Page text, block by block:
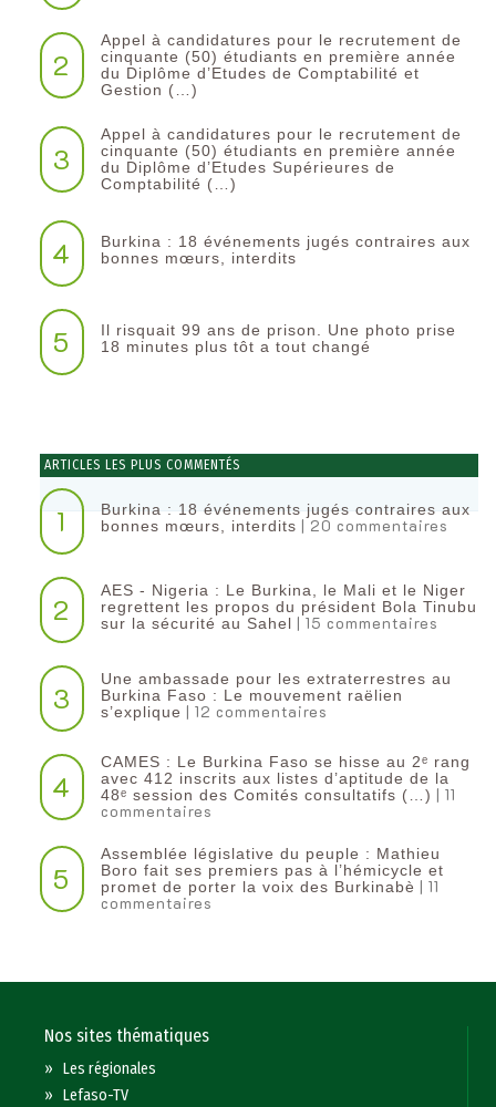
2
Appel à candidatures pour le recrutement de
cinquante (50) étudiants en première année
du Diplôme d’Etudes de Comptabilité et
Gestion (…)
3
Appel à candidatures pour le recrutement de
cinquante (50) étudiants en première année
du Diplôme d’Etudes Supérieures de
Comptabilité (…)
4
Burkina : 18 événements jugés contraires aux
bonnes mœurs, interdits
5
Il risquait 99 ans de prison. Une photo prise
18 minutes plus tôt a tout changé
ARTICLES LES PLUS COMMENTÉS
1
Burkina : 18 événements jugés contraires aux
bonnes mœurs, interdits | 20 commentaires
2
AES - Nigeria : Le Burkina, le Mali et le Niger
regrettent les propos du président Bola Tinubu
sur la sécurité au Sahel | 15 commentaires
3
Une ambassade pour les extraterrestres au
Burkina Faso : Le mouvement raëlien
s’explique | 12 commentaires
4
CAMES : Le Burkina Faso se hisse au 2ᵉ rang
avec 412 inscrits aux listes d’aptitude de la
48ᵉ session des Comités consultatifs (…) | 11
commentaires
5
Assemblée législative du peuple : Mathieu
Boro fait ses premiers pas à l’hémicycle et
promet de porter la voix des Burkinabè | 11
commentaires
Nos sites thématiques
»Les régionales
»Lefaso-TV